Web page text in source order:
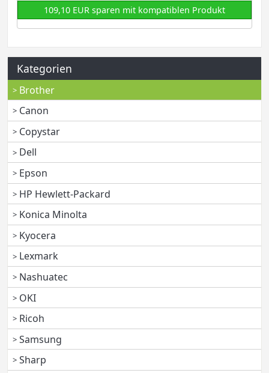
109,10 EUR sparen mit kompatiblen Produkt
Kategorien
Brother
Canon
Copystar
Dell
Epson
HP Hewlett-Packard
Konica Minolta
Kyocera
Lexmark
Nashuatec
OKI
Ricoh
Samsung
Sharp